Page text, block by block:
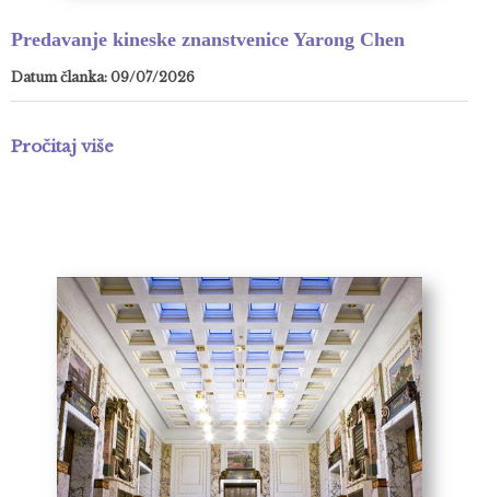
Predavanje kineske znanstvenice Yarong Chen
Datum članka: 09/07/2026
Pročitaj više